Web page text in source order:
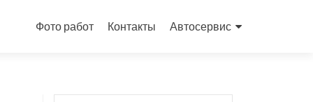
к
Фото работ Контакты Автосервис